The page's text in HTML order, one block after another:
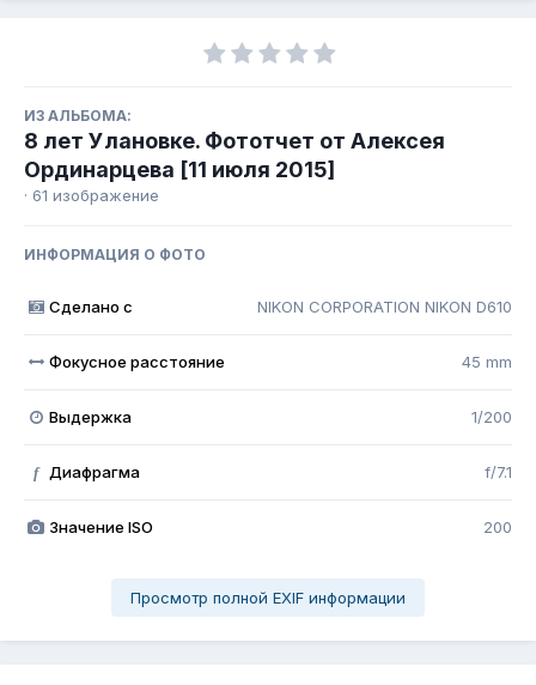
ИЗ АЛЬБОМА:
8 лет Улановке. Фототчет от Алексея
Ординарцева [11 июля 2015]
· 61 изображение
ИНФОРМАЦИЯ О ФОТО
Сделано с NIKON CORPORATION NIKON D610
Фокусное расстояние 45 mm
Выдержка 1/200
f Диафрагма f/7.1
Значение ISO 200
Просмотр полной EXIF информации